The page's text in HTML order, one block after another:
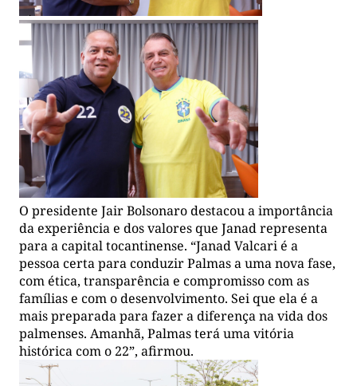
O presidente Jair Bolsonaro destacou a importância
da experiência e dos valores que Janad representa
para a capital tocantinense. “Janad Valcari é a
pessoa certa para conduzir Palmas a uma nova fase,
com ética, transparência e compromisso com as
famílias e com o desenvolvimento. Sei que ela é a
mais preparada para fazer a diferença na vida dos
palmenses. Amanhã, Palmas terá uma vitória
histórica com o 22”, afirmou.